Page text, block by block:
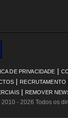
DE PRIVACIDADE |
| RECRUTAMENTO
| REMOVER
- 2026 Todos os